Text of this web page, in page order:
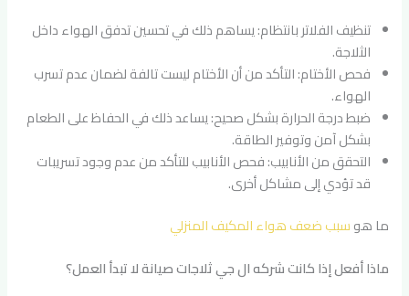
تنظيف الفلاتر بانتظام: يساهم ذلك في تحسين تدفق الهواء داخل
الثلاجة.
فحص الأختام: التأكد من أن الأختام ليست تالفة لضمان عدم تسرب
الهواء.
ضبط درجة الحرارة بشكل صحيح: يساعد ذلك في الحفاظ على الطعام
بشكل آمن وتوفير الطاقة.
التحقق من الأنابيب: فحص الأنابيب للتأكد من عدم وجود تسريبات
قد تؤدي إلى مشاكل أخرى.
ما هوسبب ضعف هواء المكيف المنزلي
ماذا أفعل إذا كانت شركه ال جي ثلاجات صيانة لا تبدأ العمل؟